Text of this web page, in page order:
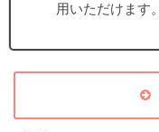
用いただけます。